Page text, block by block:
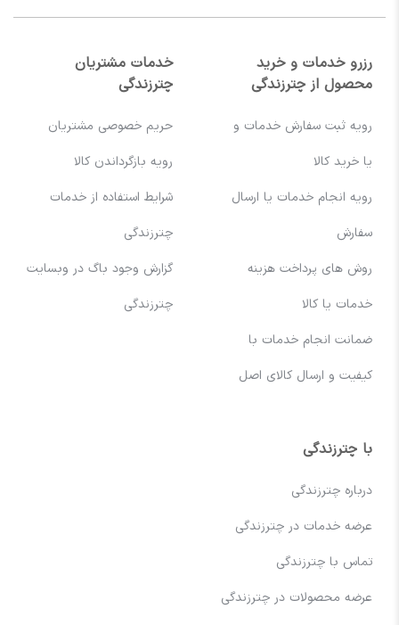
رزرو خدمات و خرید
محصول از چترزندگی
رویه ثبت سفارش خدمات و
یا خرید کالا
رویه انجام خدمات یا ارسال
سفارش
روش های پرداخت هزینه
خدمات یا کالا
ضمانت انجام خدمات با
کیفیت و ارسال کالای اصل
خدمات مشتریان
چترزندگی
حریم خصوصی مشتریان
رویه بازگرداندن کالا
شرایط استفاده از خدمات
چترزندگی
گزارش وجود باگ در وبسایت
چترزندگی
با چترزندگی
درباره چترزندگی
عرضه خدمات در چترزندگی
تماس با چترزندگی
عرضه محصولات در چترزندگی